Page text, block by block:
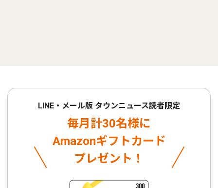
LINE・メール版 タウンニュース読者限定
毎月計30名様に
Amazonギフトカード
プレゼント！